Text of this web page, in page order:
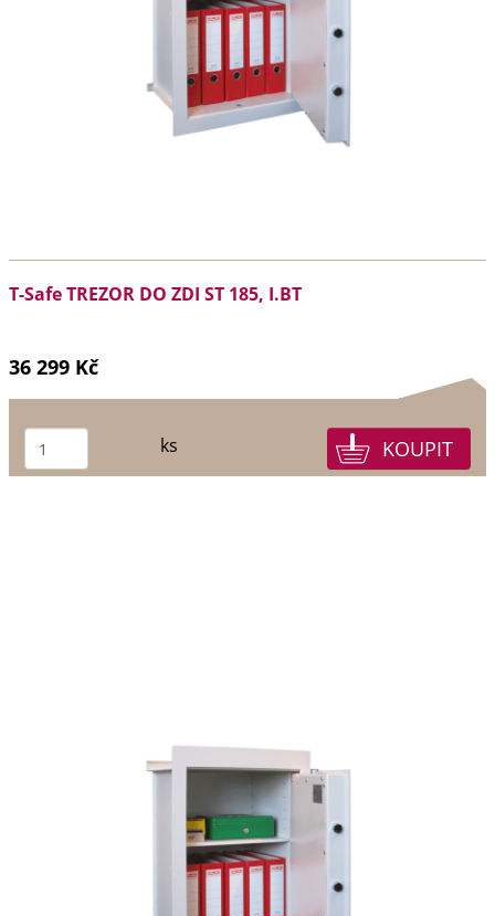
T-Safe TREZOR DO ZDI ST 185, I.BT
36 299 Kč
ks